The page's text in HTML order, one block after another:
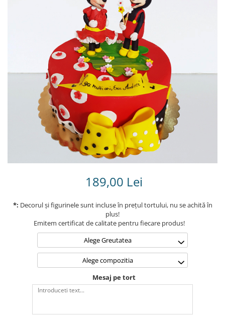
Torturi in frosting- crema pentru
Tortulețe 1.7 kg - 2 kg
189,00 Lei
*: Decorul și figurinele sunt incluse în prețul tortului, nu se achită în
plus!
Emitem certificat de calitate pentru fiecare produs!
Alege Greutatea
Alege compozitia
Mesaj pe tort